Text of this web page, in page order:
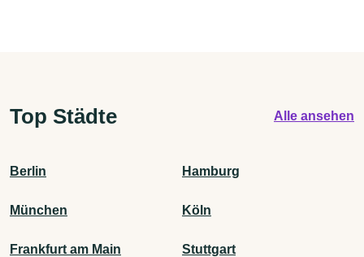
Top Städte Alle ansehen
Berlin Hamburg
München Köln
Frankfurt am Main Stuttgart